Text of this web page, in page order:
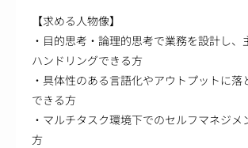
【求める人物像】
・目的思考・論理的思考で業務を設計し、
ハンドリングできる方
・具体性のある言語化やアウトプットに落
できる方
・マルチタスク環境下でのセルフマネジメ
方